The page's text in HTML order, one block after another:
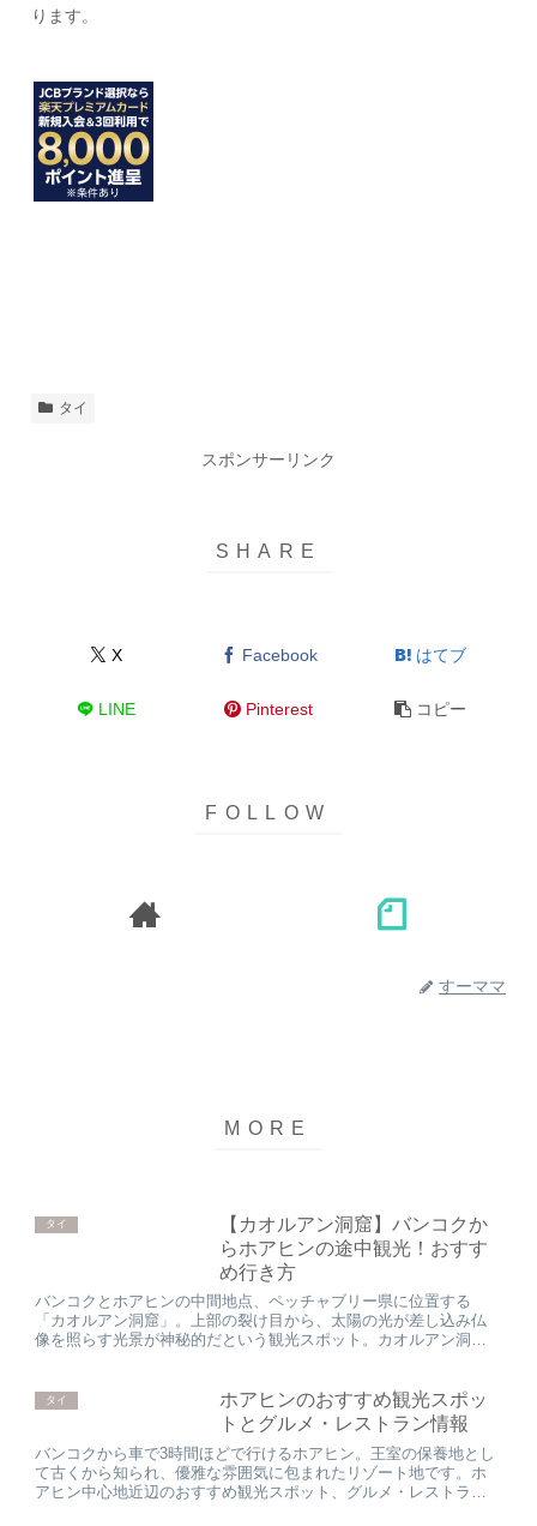
ります。
タイ
スポンサーリンク
X Facebook はてブ
LINE Pinterest コピー
すーママ
タイ
【カオルアン洞窟】バンコクか
らホアヒンの途中観光！おすす
め行き方
バンコクとホアヒンの中間地点、ペッチャブリー県に位置する
「カオルアン洞窟」。上部の裂け目から、太陽の光が差し込み仏
像を照らす光景が神秘的だという観光スポット。カオルアン洞窟
タイ
ホアヒンのおすすめ観光スポッ
トとグルメ・レストラン情報
バンコクから車で3時間ほどで行けるホアヒン。王室の保養地とし
て古くから知られ、優雅な雰囲気に包まれたリゾート地です。ホ
アヒン中心地近辺のおすすめ観光スポット、グルメ・レストラン